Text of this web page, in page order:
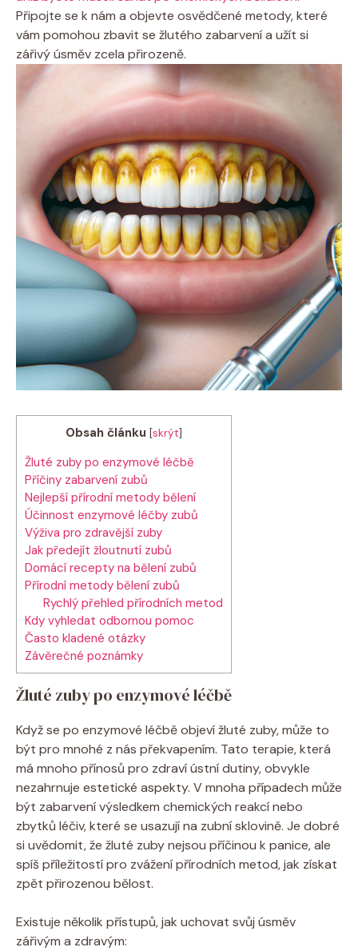
Připojte se k nám a objevte osvědčené metody, které
vám pomohou zbavit se žlutého zabarvení a užít si
zářivý úsměv zcela přirozeně.
Obsah článku [skrýt]
Žluté zuby po enzymové léčbě
Příčiny zabarvení zubů
Nejlepší přírodní metody bělení
Účinnost enzymové léčby zubů
Výživa pro zdravější zuby
Jak předejít žloutnutí zubů
Domácí recepty na bělení zubů
Přírodní metody bělení zubů
Rychlý přehled přírodních metod
Kdy vyhledat odbornou pomoc
Často kladené otázky
Závěrečné poznámky
Žluté zuby po enzymové léčbě
Když se po enzymové léčbě objeví žluté zuby, může to
být pro mnohé z nás překvapením. Tato terapie, která
má mnoho přínosů pro zdraví ústní dutiny, obvykle
nezahrnuje estetické aspekty. V mnoha případech může
být zabarvení výsledkem chemických reakcí nebo
zbytků léčiv, které se usazují na zubní sklovině. Je dobré
si uvědomit, že žluté zuby nejsou příčinou k panice, ale
spíš příležitostí pro zvážení přírodních metod, jak získat
zpět přirozenou bělost.
Existuje několik přístupů, jak uchovat svůj úsměv
zářivým a zdravým: